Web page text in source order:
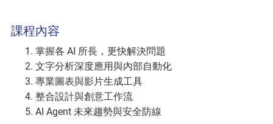
課程內容
掌握各 AI 所長，更快解決問題
文字分析深度應用與內部自動化
專業圖表與影片生成工具
整合設計與創意工作流
AI Agent 未來趨勢與安全防線